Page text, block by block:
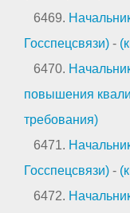
6469.
Госспецсвязи) -
6470.
повышения
требования)
6471.
Госспецсвязи) -
6472.